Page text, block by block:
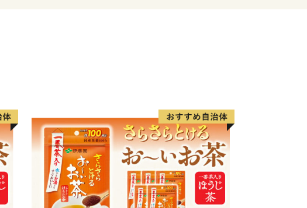
中東部に位置し、北は高山市、南は加茂郡、西
は中津川市と長野県に接しています。
南へ流れ、西には馬瀬川があり、周囲には霊峰
千メートルを越える急峻な山々がそびえ、飛騨木
自然公園なども位置する自然豊かな地域です。
て国道41号やJR高山本線が通り、横断する形